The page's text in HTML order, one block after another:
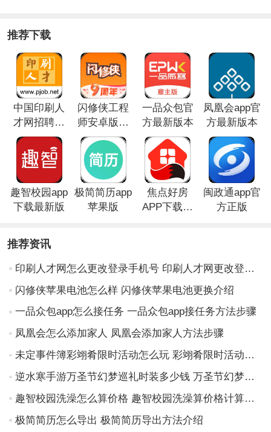
推荐下载
中国印刷人
才网招聘网
app最新版本
闪修侠工程
师安卓版下
载
一品众包官
方最新版本
凤凰会app官
方最新版本
趣智校园app
下载最新版
极简简历app
苹果版
焦点好房
APP下载官
闽政通app官
方正版
推荐资讯
印刷人才网怎么更改登录手机号 印刷人才网更改登录手机号方法步骤
闪修侠苹果电池怎么样 闪修侠苹果电池更换介绍
一品众包app怎么接任务 一品众包app接任务方法步骤
凤凰会怎么添加家人 凤凰会添加家人方法步骤
未定事件簿彩翊肴限时活动怎么玩 彩翊肴限时活动玩法介绍
逆水寒手游万圣节幻梦巡礼时装多少钱 万圣节幻梦巡礼时装分享介绍
趣智校园洗澡怎么算价格 趣智校园洗澡算价格计算方法介绍
极简简历怎么导出 极简简历导出方法介绍